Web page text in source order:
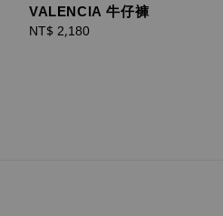
VALENCIA 牛仔褲
Regular
NT$ 2,180